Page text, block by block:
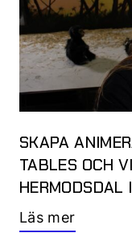
SKAPA
TABLES OCH
HERMODSDAL
Läs mer